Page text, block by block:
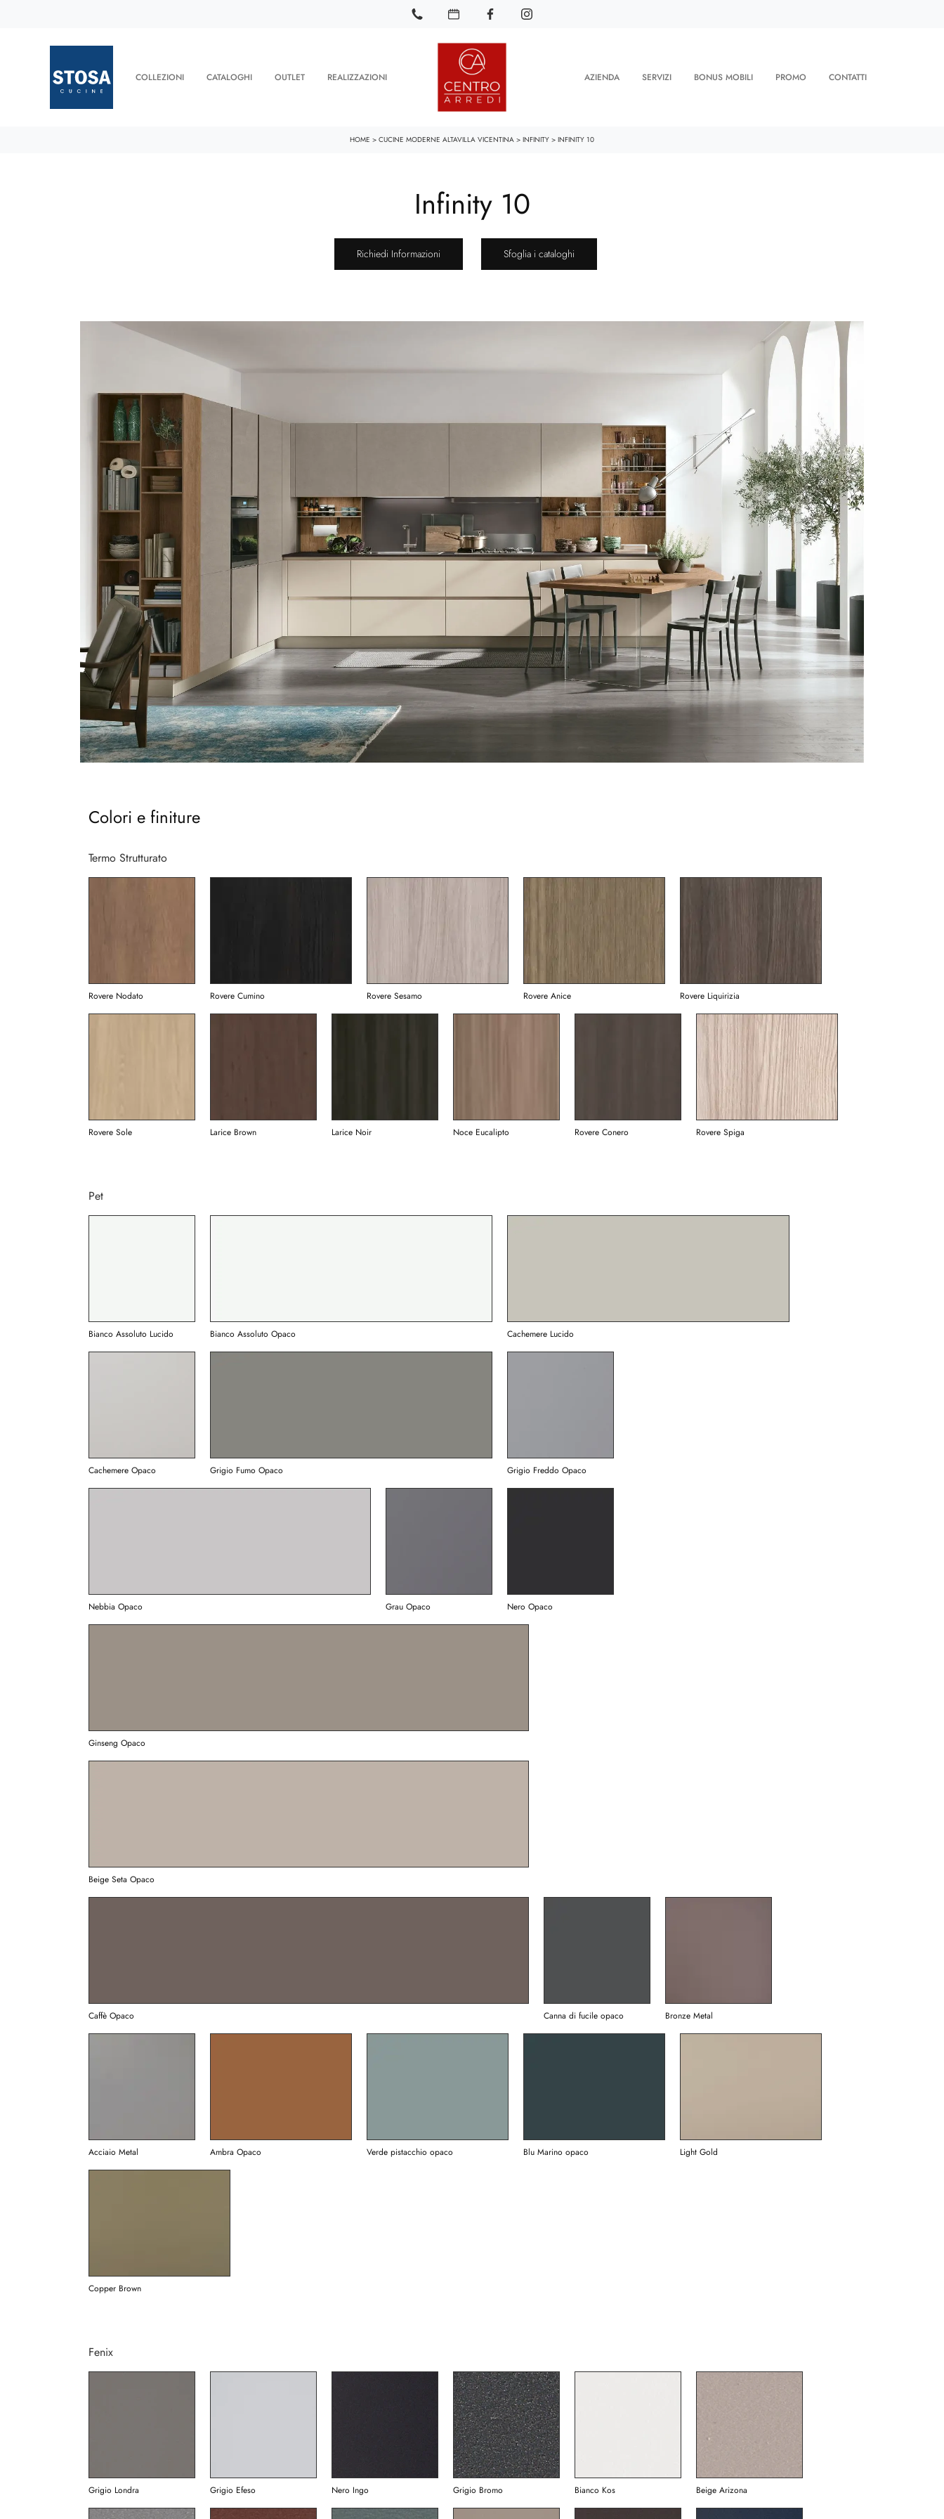
COLLEZIONI CATALOGHI OUTLET REALIZZAZIONI AZIENDA SERVIZI BONUS MOBILI PROMO CONTATTI
HOME > CUCINE MODERNE ALTAVILLA VICENTINA > INFINITY > INFINITY 10
Infinity 10
Richiedi Informazioni Sfoglia i cataloghi
Colori e finiture
Termo Strutturato
Rovere Nodato Rovere Cumino Rovere Sesamo Rovere Anice Rovere Liquirizia
Rovere Sole Larice Brown Larice Noir Noce Eucalipto Rovere Conero Rovere Spiga
Pet
Bianco Assoluto Lucido Bianco Assoluto Opaco Cachemere Lucido
Cachemere Opaco Grigio Fumo Opaco Grigio Freddo Opaco
Nebbia Opaco Grau Opaco Nero Opaco
Ginseng Opaco
Beige Seta Opaco
Caffè Opaco Canna di fucile opaco Bronze Metal
Acciaio Metal Ambra Opaco Verde pistacchio opaco Blu Marino opaco Light Gold
Copper Brown
Fenix
Grigio Londra Grigio Efeso Nero Ingo Grigio Bromo Bianco Kos Beige Arizona